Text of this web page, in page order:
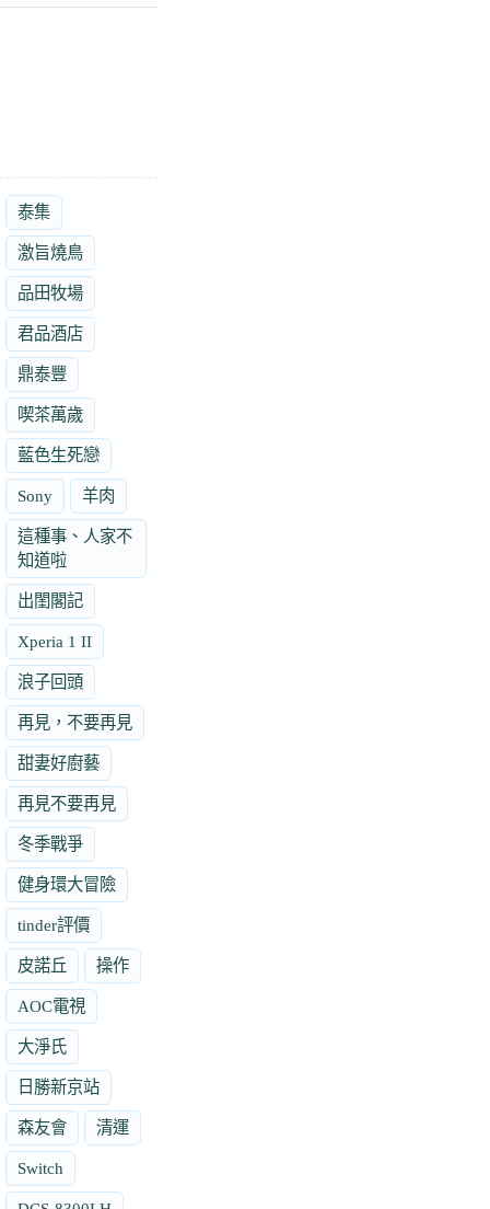
泰集
激旨燒鳥
品田牧場
君品酒店
鼎泰豐
喫茶萬歲
藍色生死戀
Sony 羊肉
這種事、人家不
知道啦
出閨閣記
Xperia 1 II
浪子回頭
再見，不要再見
甜妻好廚藝
再見不要再見
冬季戰爭
健身環大冒險
tinder評價
皮諾丘 操作
AOC電視
大淨氏
日勝新京站
森友會 清運
Switch